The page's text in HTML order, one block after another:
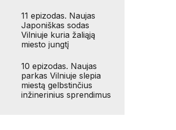
11 epizodas. Naujas
Japoniškas sodas
Vilniuje kuria žaliąją
miesto jungtį
10 epizodas. Naujas
parkas Vilniuje slepia
miestą gelbstinčius
inžinerinius sprendimus